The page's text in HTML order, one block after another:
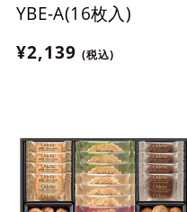
YBE-A(16枚入)
¥2,139 (税込)